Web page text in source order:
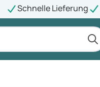
Schnelle Lieferung